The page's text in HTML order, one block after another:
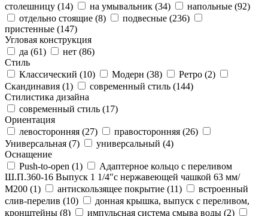
столешницу (14) на умывальник (34) напольные (92)
отдельно стоящие (8) подвесные (236)
пристенные (147)
Угловая конструкция
да (61) нет (86)
Стиль
Классический (10) Модерн (38) Ретро (2)
Скандинавия (1) современный стиль (144)
Стилистика дизайна
современный стиль (17)
Ориентация
левосторонняя (27) правосторонняя (26)
Универсальная (7) универсальный (4)
Оснащение
Push-to-open (1)
Адаптерное кольцо с переливом
Ш.П.360-16 Выпуск 1 1/4"с нержавеющей чашкой 63 мм/
М200 (1) антискользящее покрытие (11)
встроенный
слив-перелив (10)
донная крышка, выпуск с переливом,
кронштейны (8) импульсная система смыва воды (2)